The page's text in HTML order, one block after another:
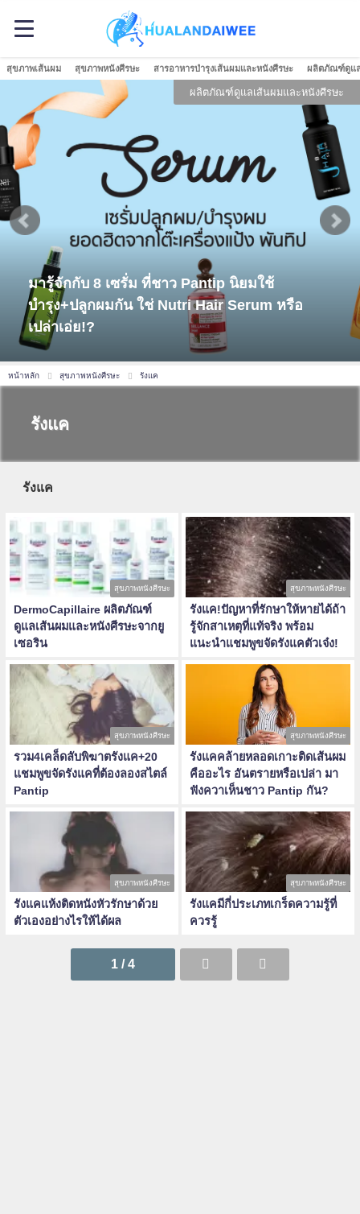
สุขภาพเส้นผม สุขภาพหนังศีรษะ สารอาหารบำรุงเส้นผมและหนังศีรษะ ผลิตภัณฑ์ดูแล
ผลิตภัณฑ์ดูแลเส้นผมและหนังศีรษะ
มารู้จักกับ 8 เซรั่ม ที่ชาว Pantip นิยมใช้
บำรุง+ปลูกผมกัน ใช่ Nutri Hair Serum หรือ
เปล่าเอ่ย!?
หน้าหลัก สุขภาพหนังศีรษะ รังแค
รังแค
รังแค
สุขภาพหนังศีรษะ
DermoCapillaire ผลิตภัณฑ์
ดูแลเส้นผมและหนังศีรษะจากยู
เซอริน
สุขภาพหนังศีรษะ
รังแค!ปัญหาที่รักษาให้หายได้ถ้า
รู้จักสาเหตุที่แท้จริง พร้อม
แนะนำแชมพูขจัดรังแคตัวเจ๋ง!
สุขภาพหนังศีรษะ
รวม4เคล็ดลับพิฆาตรังแค+20
แชมพูขจัดรังแคที่ต้องลองสไตล์
Pantip
สุขภาพหนังศีรษะ
รังแคคล้ายหลอดเกาะติดเส้นผม
คืออะไร อันตรายหรือเปล่า มา
ฟังควาเห็นชาว Pantip กัน?
สุขภาพหนังศีรษะ
รังแคแห้งติดหนังหัวรักษาด้วย
ตัวเองอย่างไรให้ได้ผล
สุขภาพหนังศีรษะ
รังแคมีกี่ประเภทเกร็ดความรู้ที่
ควรรู้
1 / 4